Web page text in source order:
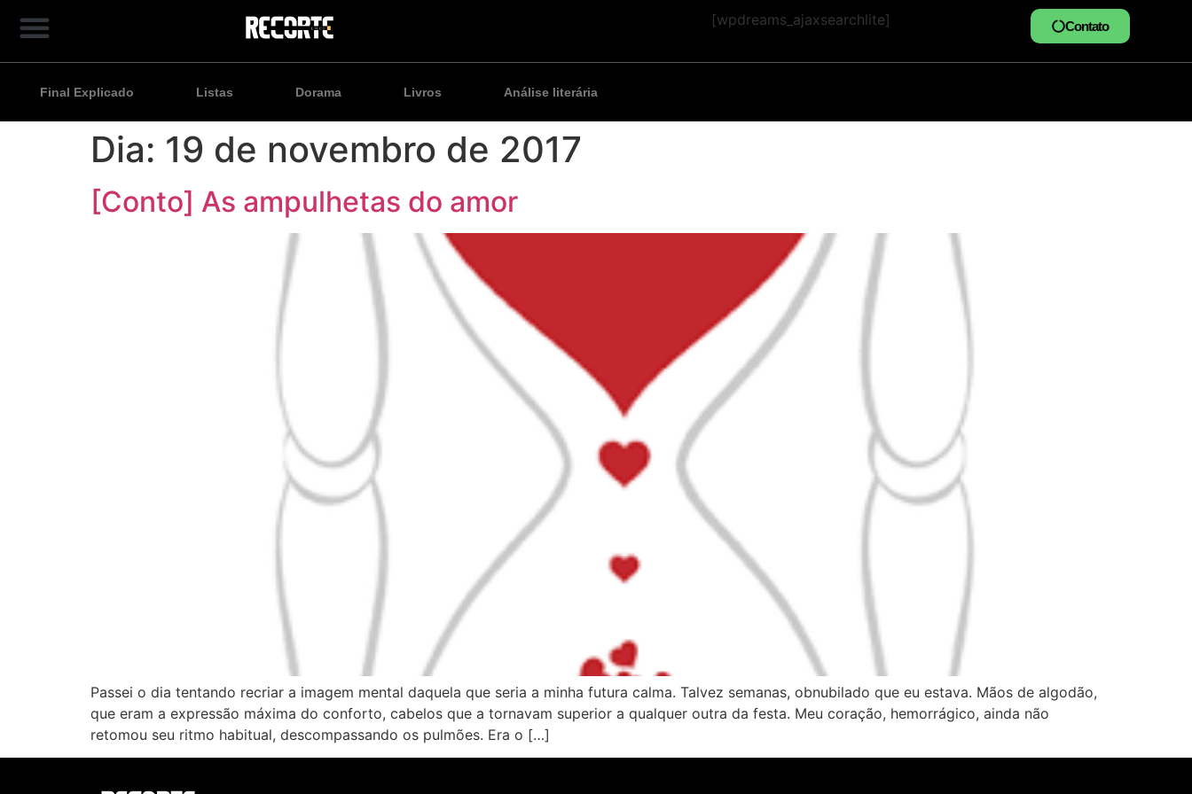
[wpdreams_ajaxsearchlite] Contato
Final Explicado Listas Dorama Livros Análise literária
Dia: 19 de novembro de 2017
[Conto] As ampulhetas do amor
Passei o dia tentando recriar a imagem mental daquela que seria a minha futura calma. Talvez semanas, obnubilado que eu estava. Mãos de algodão,
que eram a expressão máxima do conforto, cabelos que a tornavam superior a qualquer outra da festa. Meu coração, hemorrágico, ainda não
retomou seu ritmo habitual, descompassando os pulmões. Era o […]